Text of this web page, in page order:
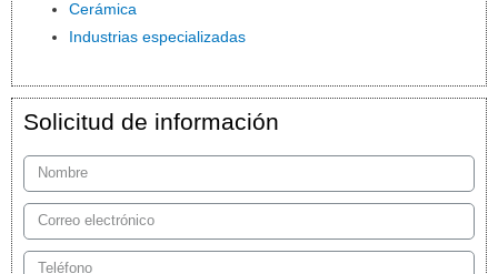
Cerámica
Industrias especializadas
Solicitud de información